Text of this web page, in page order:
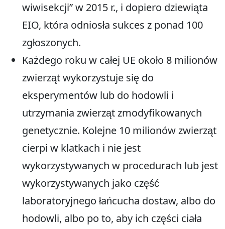
wiwisekcji” w 2015 r., i dopiero dziewiąta
EIO, która odniosła sukces z ponad 100
zgłoszonych.
Każdego roku w całej UE około 8 milionów
zwierząt wykorzystuje się do
eksperymentów lub do hodowli i
utrzymania zwierząt zmodyfikowanych
genetycznie. Kolejne 10 milionów zwierząt
cierpi w klatkach i nie jest
wykorzystywanych w procedurach lub jest
wykorzystywanych jako część
laboratoryjnego łańcucha dostaw, albo do
hodowli, albo po to, aby ich części ciała